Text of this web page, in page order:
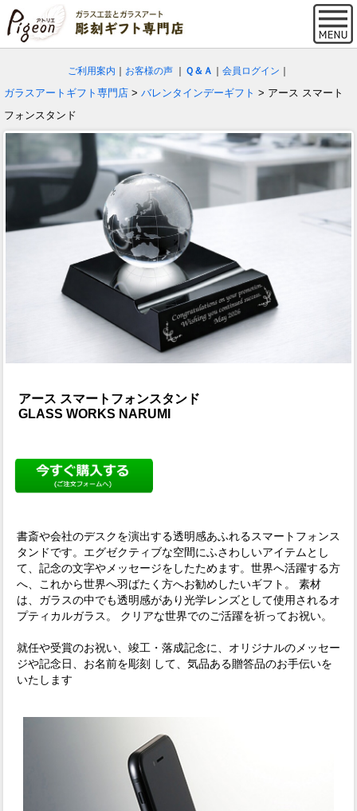
ご利用案内 お客様の声 Ｑ＆Ａ 会員ログイン
ガラスアートギフト専門店 > バレンタインデーギフト > アース スマート
フォンスタンド
アース スマートフォンスタンド
GLASS WORKS NARUMI
書斎や会社のデスクを演出する透明感あふれるスマートフォンス
タンドです。エグゼクティブな空間にふさわしいアイテムとし
て、記念の文字やメッセージをしたためます。世界へ活躍する方
へ、これから世界へ羽ばたく方へお勧めしたいギフト。 素材
は、ガラスの中でも透明感があり光学レンズとして使用されるオ
プティカルガラス。 クリアな世界でのご活躍を祈ってお祝い。
就任や受賞のお祝い、竣工・落成記念に、オリジナルのメッセー
ジや記念日、お名前を彫刻 して、気品ある贈答品のお手伝いを
いたします